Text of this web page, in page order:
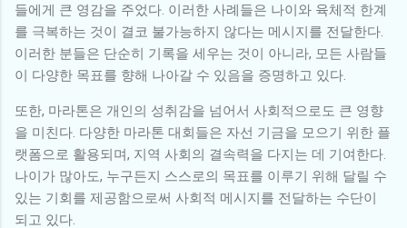
들에게 큰 영감을 주었다. 이러한 사례들은 나이와 육체적 한계
를 극복하는 것이 결코 불가능하지 않다는 메시지를 전달한다.
이러한 분들은 단순히 기록을 세우는 것이 아니라, 모든 사람들
이 다양한 목표를 향해 나아갈 수 있음을 증명하고 있다.
또한, 마라톤은 개인의 성취감을 넘어서 사회적으로도 큰 영향
을 미친다. 다양한 마라톤 대회들은 자선 기금을 모으기 위한 플
랫폼으로 활용되며, 지역 사회의 결속력을 다지는 데 기여한다.
나이가 많아도, 누구든지 스스로의 목표를 이루기 위해 달릴 수
있는 기회를 제공함으로써 사회적 메시지를 전달하는 수단이
되고 있다.